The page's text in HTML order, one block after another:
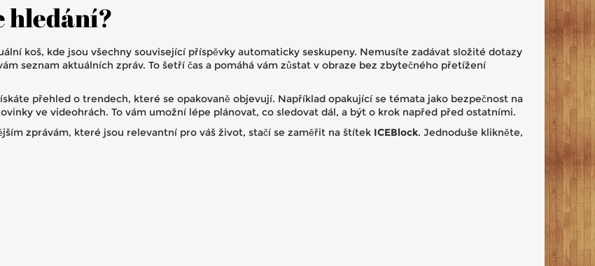
hledání?
koš, kde jsou všechny související příspěvky automaticky seskupeny. Nemusíte zadávat složité dotazy
seznam aktuálních zpráv. To šetří čas a pomáhá vám zůstat v obraze bez zbytečného přetížení
přehled o trendech, které se opakovaně objevují. Například opakující se témata jako bezpečnost na
ve videohrách. To vám umožní lépe plánovat, co sledovat dál, a být o krok napřed před ostatními.
zprávám, které jsou relevantní pro váš život, stačí se zaměřit na štítek ICEBlock. Jednoduše klikněte,